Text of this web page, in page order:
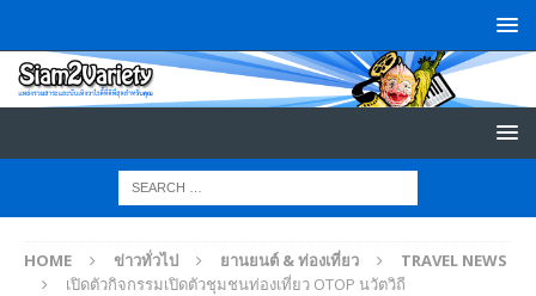
HOME ข่าวทั่วไป ยานยนต์ & ท่องเที่ยว
TRAVEL NEWS
เปิดตัวกิจกรรมเปิดตัวชุมชนท่องเที่ยว OTOP นวัตวิถี